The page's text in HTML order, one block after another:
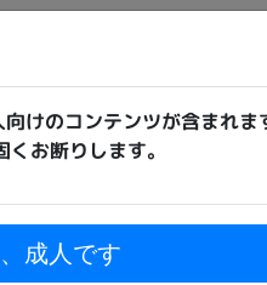
けのコンテンツが含まれま
お断りします。
成人です